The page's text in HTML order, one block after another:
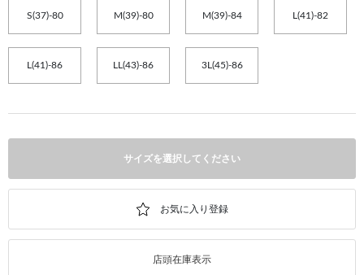
S(37)-80 M(39)-80 M(39)-84 L(41)-82
L(41)-86 LL(43)-86 3L(45)-86
サイズを選択してください
店頭在庫表示